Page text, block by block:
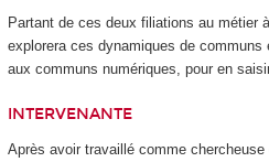
Partant de ces deux filiations au métier
explorera ces dynamiques de
aux communs numériques, pour en
INTERVENANTE
Après avoir travaillé comme